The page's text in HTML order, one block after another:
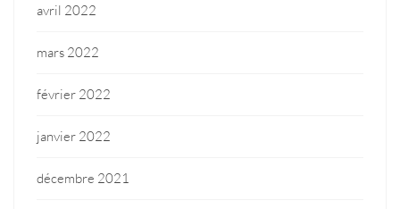
avril 2022
mars 2022
février 2022
janvier 2022
décembre 2021